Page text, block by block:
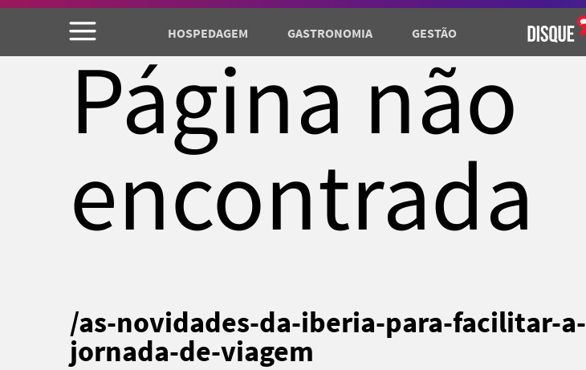
HOSPEDAGEM GASTRONOMIA GESTÃO
Página não
encontrada
/as-novidades-da-iberia-para-facilitar-a-
jornada-de-viagem